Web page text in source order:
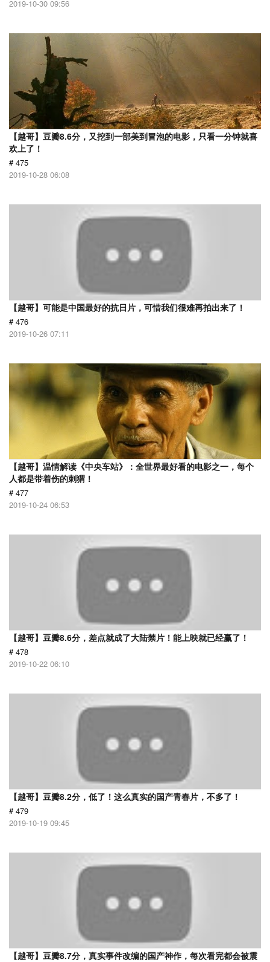
2019-10-30 09:56
【越哥】豆瓣8.6分，又挖到一部美到冒泡的电影，只看一分钟就喜
欢上了！
# 475
2019-10-28 06:08
【越哥】可能是中国最好的抗日片，可惜我们很难再拍出来了！
# 476
2019-10-26 07:11
【越哥】温情解读《中央车站》：全世界最好看的电影之一，每个
人都是带着伤的刺猬！
# 477
2019-10-24 06:53
【越哥】豆瓣8.6分，差点就成了大陆禁片！能上映就已经赢了！
# 478
2019-10-22 06:10
【越哥】豆瓣8.2分，低了！这么真实的国产青春片，不多了！
# 479
2019-10-19 09:45
【越哥】豆瓣8.7分，真实事件改编的国产神作，每次看完都会被震